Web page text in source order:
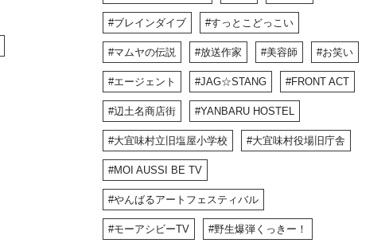
ブレインダイブ すっとこどっこい
マムヤの伝説 放送作家 美容師 お笑い
エージェント JAG☆STANG FRONT ACT
辺土名商店街 YANBARU HOSTEL
大宜味村立旧塩屋小学校 大宜味村役場旧庁舎
MOI AUSSI BE TV
やんばるアートフェスティバル
モーアシビーTV 野生爆弾くっきー！